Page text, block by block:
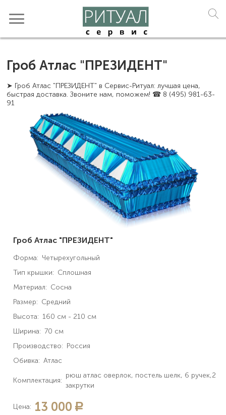
Гроб Атлас "ПРЕЗИДЕНТ"
➤ Гроб Атлас "ПРЕЗИДЕНТ" в Сервис-Ритуал: лучшая цена,
быстрая доставка. Звоните нам, поможем! ☎ 8 (495) 981-63-
91
Гроб Атлас "ПРЕЗИДЕНТ"
Форма: Четырехугольный
Тип крышки: Сплошная
Материал: Сосна
Размер: Средний
Высота: 160 см - 210 см
Ширина: 70 см
Производство: Россия
Обивка: Атлас
Комплектация:
рюш атлас оверлок, постель шелк, 6 ручек,2
закрутки
Цена: 13 000 a